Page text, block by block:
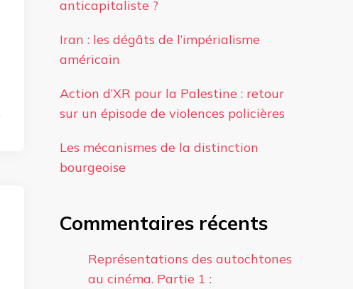
anticapitaliste ?
Iran : les dégâts de l’impérialisme
américain
Action d’XR pour la Palestine : retour
sur un épisode de violences policières
Les mécanismes de la distinction
bourgeoise
Commentaires récents
Représentations des autochtones
au cinéma. Partie 1 :